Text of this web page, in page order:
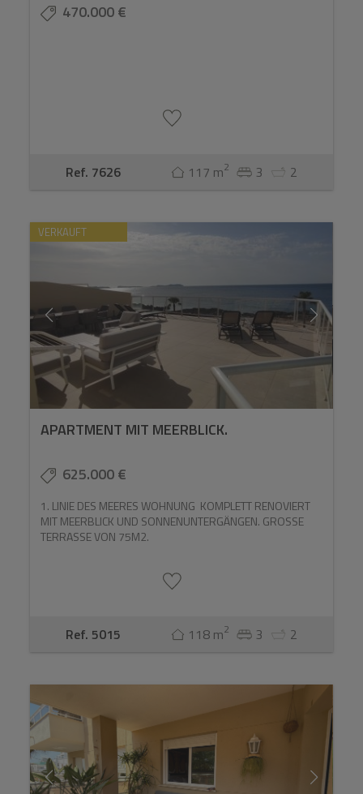
470.000 €
Ref. 7626 117 m2 3 2
VERKAUFT
APARTMENT MIT MEERBLICK.
625.000 €
1. LINIE DES MEERES WOHNUNG KOMPLETT RENOVIERT
MIT MEERBLICK UND SONNENUNTERGÄNGEN. GROSSE
TERRASSE VON 75M2.
Ref. 5015 118 m2 3 2